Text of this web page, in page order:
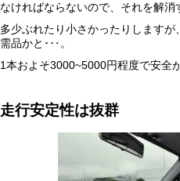
なければならないので、それを解消
多少ぶれたり小さかったりします
需品かと･‥。
1本およそ3000~5000円程度で安全
走行安定性は抜群